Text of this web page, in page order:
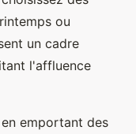
ou
un cadre
l'affluence
emportant des